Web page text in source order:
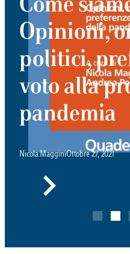
Come
Opinioni,
politici,
voto alla
pandemia
Nicola MagginiOttobre 27, 2021